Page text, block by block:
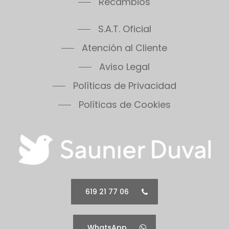
S.A.T. Oficial
Atención al Cliente
Aviso Legal
Políticas de Privacidad
Políticas de Cookies
619 21 77 06